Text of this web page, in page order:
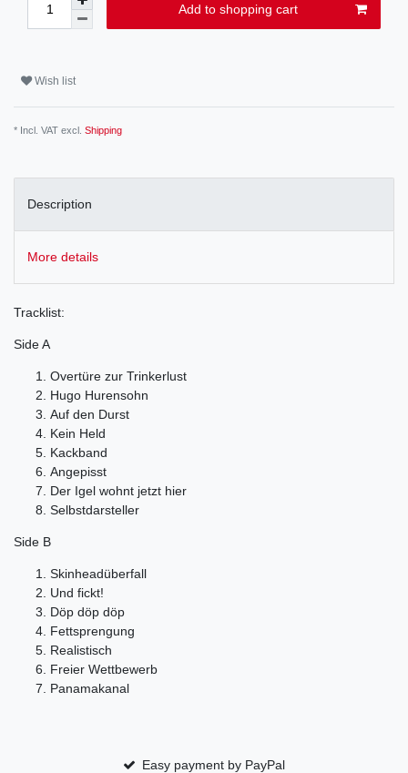
Add to shopping cart
Wish list
* Incl. VAT excl. Shipping
Description
More details
Tracklist:
Side A
Overtüre zur Trinkerlust
Hugo Hurensohn
Auf den Durst
Kein Held
Kackband
Angepisst
Der Igel wohnt jetzt hier
Selbstdarsteller
Side B
Skinheadüberfall
Und fickt!
Döp döp döp
Fettsprengung
Realistisch
Freier Wettbewerb
Panamakanal
Easy payment by PayPal